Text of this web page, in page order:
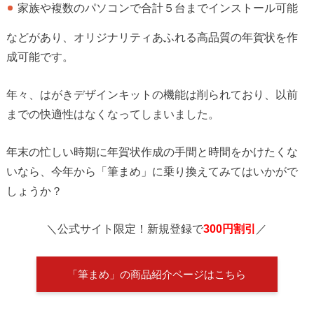
家族や複数のパソコンで合計５台までインストール可能
などがあり、オリジナリティあふれる高品質の年賀状を作
成可能です。
年々、はがきデザインキットの機能は削られており、以前
までの快適性はなくなってしまいました。
年末の忙しい時期に年賀状作成の手間と時間をかけたくな
いなら、今年から「筆まめ」に乗り換えてみてはいかがで
しょうか？
＼公式サイト限定！新規登録で300円割引 ／
「筆まめ」の商品紹介ページはこちら